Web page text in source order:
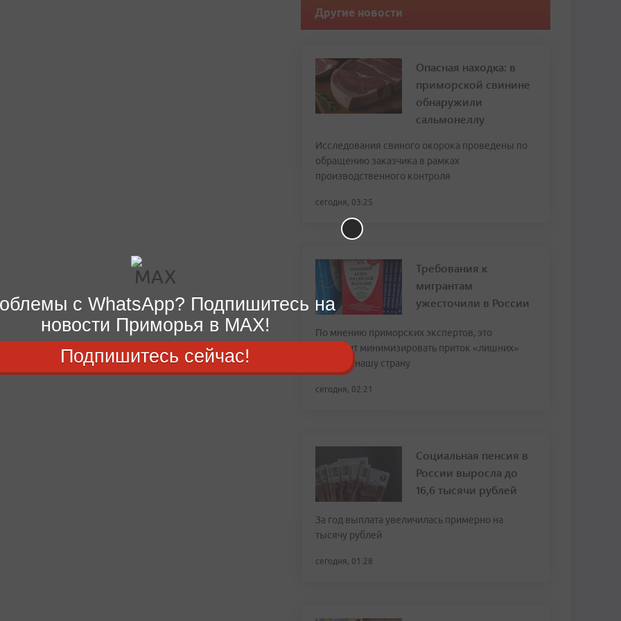
Другие новости
Опасная находка: в
приморской свинине
обнаружили
сальмонеллу
Исследования свиного окорока проведены по
обращению заказчика в рамках
производственного контроля
сегодня, 03:25
Требования к
мигрантам
ужесточили в России
По мнению приморских экспертов, это
позволит минимизировать приток «лишних»
людей в нашу страну
сегодня, 02:21
Социальная пенсия в
России выросла до
16,6 тысячи рублей
За год выплата увеличилась примерно на
тысячу рублей
сегодня, 01:28
с WhatsApp? Подпишитесь на
новости Приморья в MAX!
Подпишитесь сейчас!